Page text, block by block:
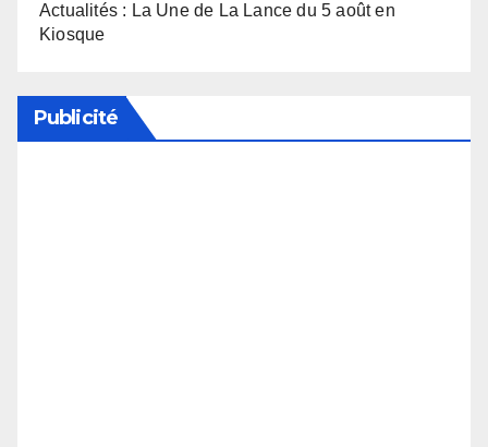
Actualités : La Une de La Lance du 5 août en
Kiosque
Publicité